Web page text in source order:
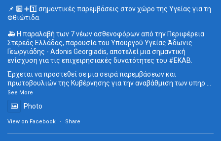
📌 🔟 ➕1️⃣ σημαντικές παρεμβάσεις στον χώρο της Υγείας για τη
Φθιώτιδα.
🚑 Η παραλαβή των 7 νέων ασθενοφόρων από την Περιφέρεια
Στερεάς Ελλάδας, παρουσία του Υπουργού Υγείας Άδωνις
Γεωργιάδης - Adonis Georgiadis, αποτελεί μια σημαντική
ενίσχυση για τις επιχειρησιακές δυνατότητες του #ΕΚΑΒ.
Έρχεται να προστεθεί σε μια σειρά παρεμβάσεων και
πρωτοβουλιών της Κυβέρνησης για την αναβάθμιση των υπηρ ...
See More
Photo
View on Facebook · Share